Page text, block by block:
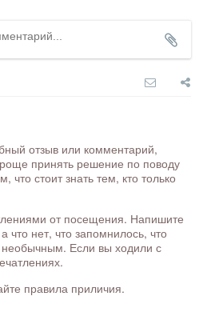
отзыв или комментарий,
принять решение по поводу
что стоит знать тем, кто только
от посещения. Напишите
что нет, что запомнилось, что
Если вы ходили с
правила приличия.